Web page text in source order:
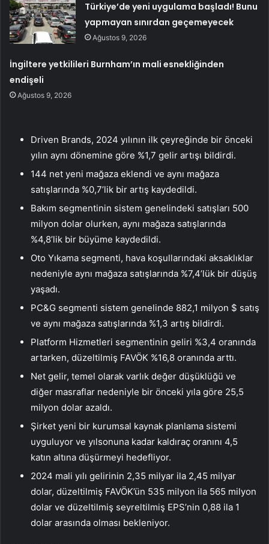
Türkiye’de yeni uygulama başladı! Bunu
yapmayan sınırdan geçemeyecek
Ağustos 9, 2026
İngiltere yetkilileri Burnham’ın mali esnekliğinden
endişeli
Ağustos 9, 2026
Driven Brands, 2024 yılının ilk çeyreğinde bir önceki
yılın aynı dönemine göre %1,7 gelir artışı bildirdi.
144 net yeni mağaza eklendi ve aynı mağaza
satışlarında %0,7’lik bir artış kaydedildi.
Bakım segmentinin sistem genelindeki satışları 500
milyon dolar olurken, aynı mağaza satışlarında
%4,8’lik bir büyüme kaydedildi.
Oto Yıkama segmenti, hava koşullarındaki aksaklıklar
nedeniyle aynı mağaza satışlarında %7,4’lük bir düşüş
yaşadı.
PC&G segmenti sistem genelinde 882,1 milyon $ satış
ve aynı mağaza satışlarında %1,3 artış bildirdi.
Platform Hizmetleri segmentinin geliri %3,4 oranında
artarken, düzeltilmiş FAVÖK %16,8 oranında arttı.
Net gelir, temel olarak varlık değer düşüklüğü ve
diğer masraflar nedeniyle bir önceki yıla göre 25,5
milyon dolar azaldı.
Şirket yeni bir kurumsal kaynak planlama sistemi
uyguluyor ve yılsonuna kadar kaldıraç oranını 4,5
katın altına düşürmeyi hedefliyor.
2024 mali yılı gelirinin 2,35 milyar ila 2,45 milyar
dolar, düzeltilmiş FAVÖK’ün 535 milyon ila 565 milyon
dolar ve düzeltilmiş seyreltilmiş EPS’nin 0,88 ila 1
dolar arasında olması bekleniyor.